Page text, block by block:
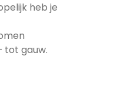
heb je
tot gauw.